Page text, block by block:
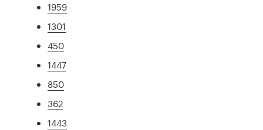
1959
1301
450
1447
850
362
1443